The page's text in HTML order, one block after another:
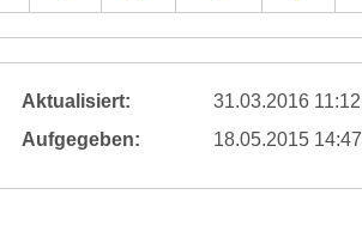
Aktualisiert:
31.03.2016 11:12
Aufgegeben: 18.05.2015 14:47